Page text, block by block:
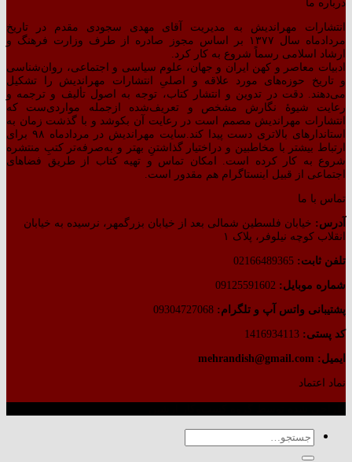
درباره ما
انتشارات مهراندیش به مدیریت آقای مهدی سجودی مقدم در تاریخ
مردادماه سال ۱۳۷۷ بر اساس مجوز صادره از طرف وزارت فرهنگ و
ارشاد اسلامی رسماً شروع به کار کرد.
ادبیات معاصر و کهن ایران و جهان، علوم سیاسی و اجتماعی، روان‌شناسی
و تاریخ حوزه‌های مورد علاقه و اصلیِ انتشارات مهراندیش را تشکیل
می‌دهند. دقت در تدوین و انتشار کتاب،‌ توجه به اصول تألیف و ترجمه و
رعایت شیوهٔ نگارش مشخص و تعریف‌شده ازجمله مواردی‌ست که
انتشارات مهراندیش مصمم است در رعایت آن بکوشد و با گذشت زمان به
استاندارهای بالاتری دست پیدا کند.سایت مهراندیش در مردادماه ۹۸ برای
ارتباط بیشتر با مخاطبین و دراختیار گذاشتنِ بهتر و به‌صرفه‌تر کتبِ منتشره
شروع به کار کرده است. امکان تماس و تهیه کتاب از طریق فضاهای
اجتماعی از قبیل اینستاگرام هم مقدور است.
تماس با ما
آدرس: خیابان فلسطین شمالی بعد از خیابان بزرگمهر، نرسیده به خیابان
انقلاب کوچه نیلوفر، پلاک ۱
تلفن ثابت:
شماره موبایل:
پشتیبانی واتس آپ و تلگرام:
کد پستی:
ایمیل: mehrandish@gmail.com
نماد اعتماد
جستجو
برای: